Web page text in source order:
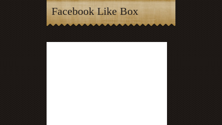
Facebook Like Box